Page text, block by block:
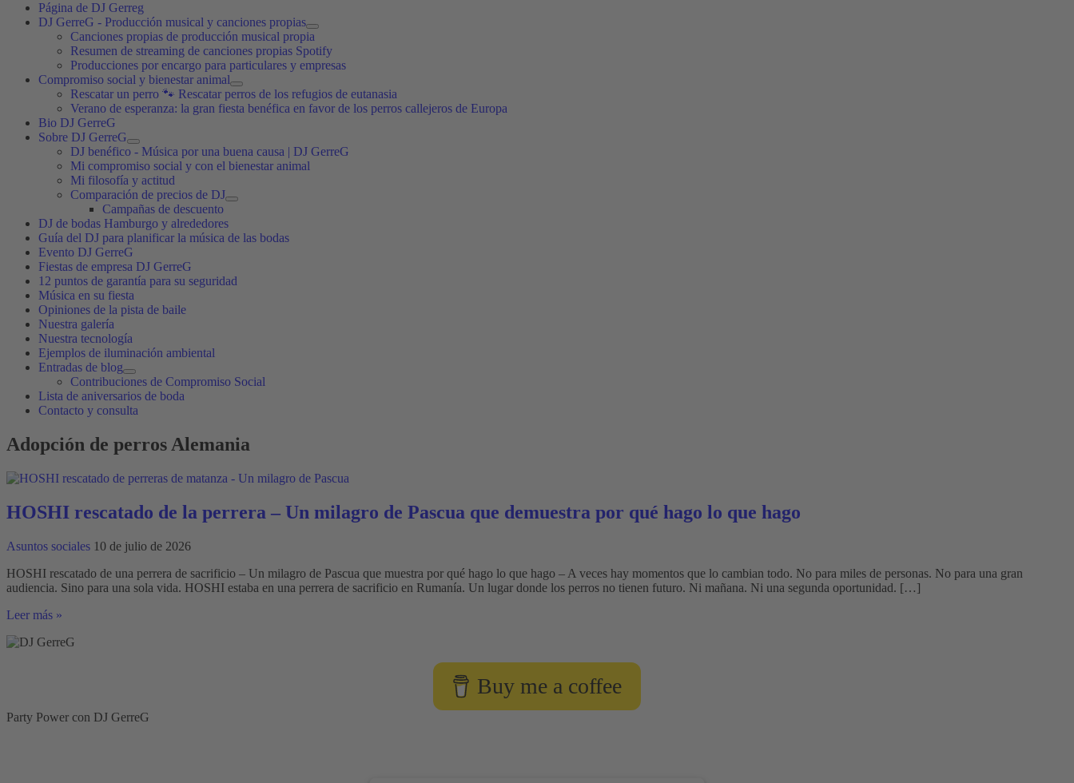
Página de DJ Gerreg
DJ GerreG - Producción musical y canciones propias
Canciones propias de producción musical propia
Resumen de streaming de canciones propias Spotify
Producciones por encargo para particulares y empresas
Compromiso social y bienestar animal
Rescatar un perro 🐾 Rescatar perros de los refugios de eutanasia
Verano de esperanza: la gran fiesta benéfica en favor de los perros callejeros de Europa
Bio DJ GerreG
Sobre DJ GerreG
DJ benéfico - Música por una buena causa | DJ GerreG
Mi compromiso social y con el bienestar animal
Mi filosofía y actitud
Comparación de precios de DJ
Campañas de descuento
DJ de bodas Hamburgo y alrededores
Guía del DJ para planificar la música de las bodas
Evento DJ GerreG
Fiestas de empresa DJ GerreG
12 puntos de garantía para su seguridad
Música en su fiesta
Opiniones de la pista de baile
Nuestra galería
Nuestra tecnología
Ejemplos de iluminación ambiental
Entradas de blog
Contribuciones de Compromiso Social
Lista de aniversarios de boda
Contacto y consulta
Adopción de perros Alemania
HOSHI rescatado de la perrera – Un milagro de Pascua que demuestra por qué hago lo que hago
Asuntos sociales 10 de julio de 2026
HOSHI rescatado de una perrera de sacrificio – Un milagro de Pascua que muestra por qué hago lo que hago – A veces hay momentos que lo cambian todo. No para miles de personas. No para una gran
audiencia. Sino para una sola vida. HOSHI estaba en una perrera de sacrificio en Rumanía. Un lugar donde los perros no tienen futuro. Ni mañana. Ni una segunda oportunidad. […]
HOSHI
de
milagro
Leer más »
Buy me a coffee
Party Power con DJ GerreG